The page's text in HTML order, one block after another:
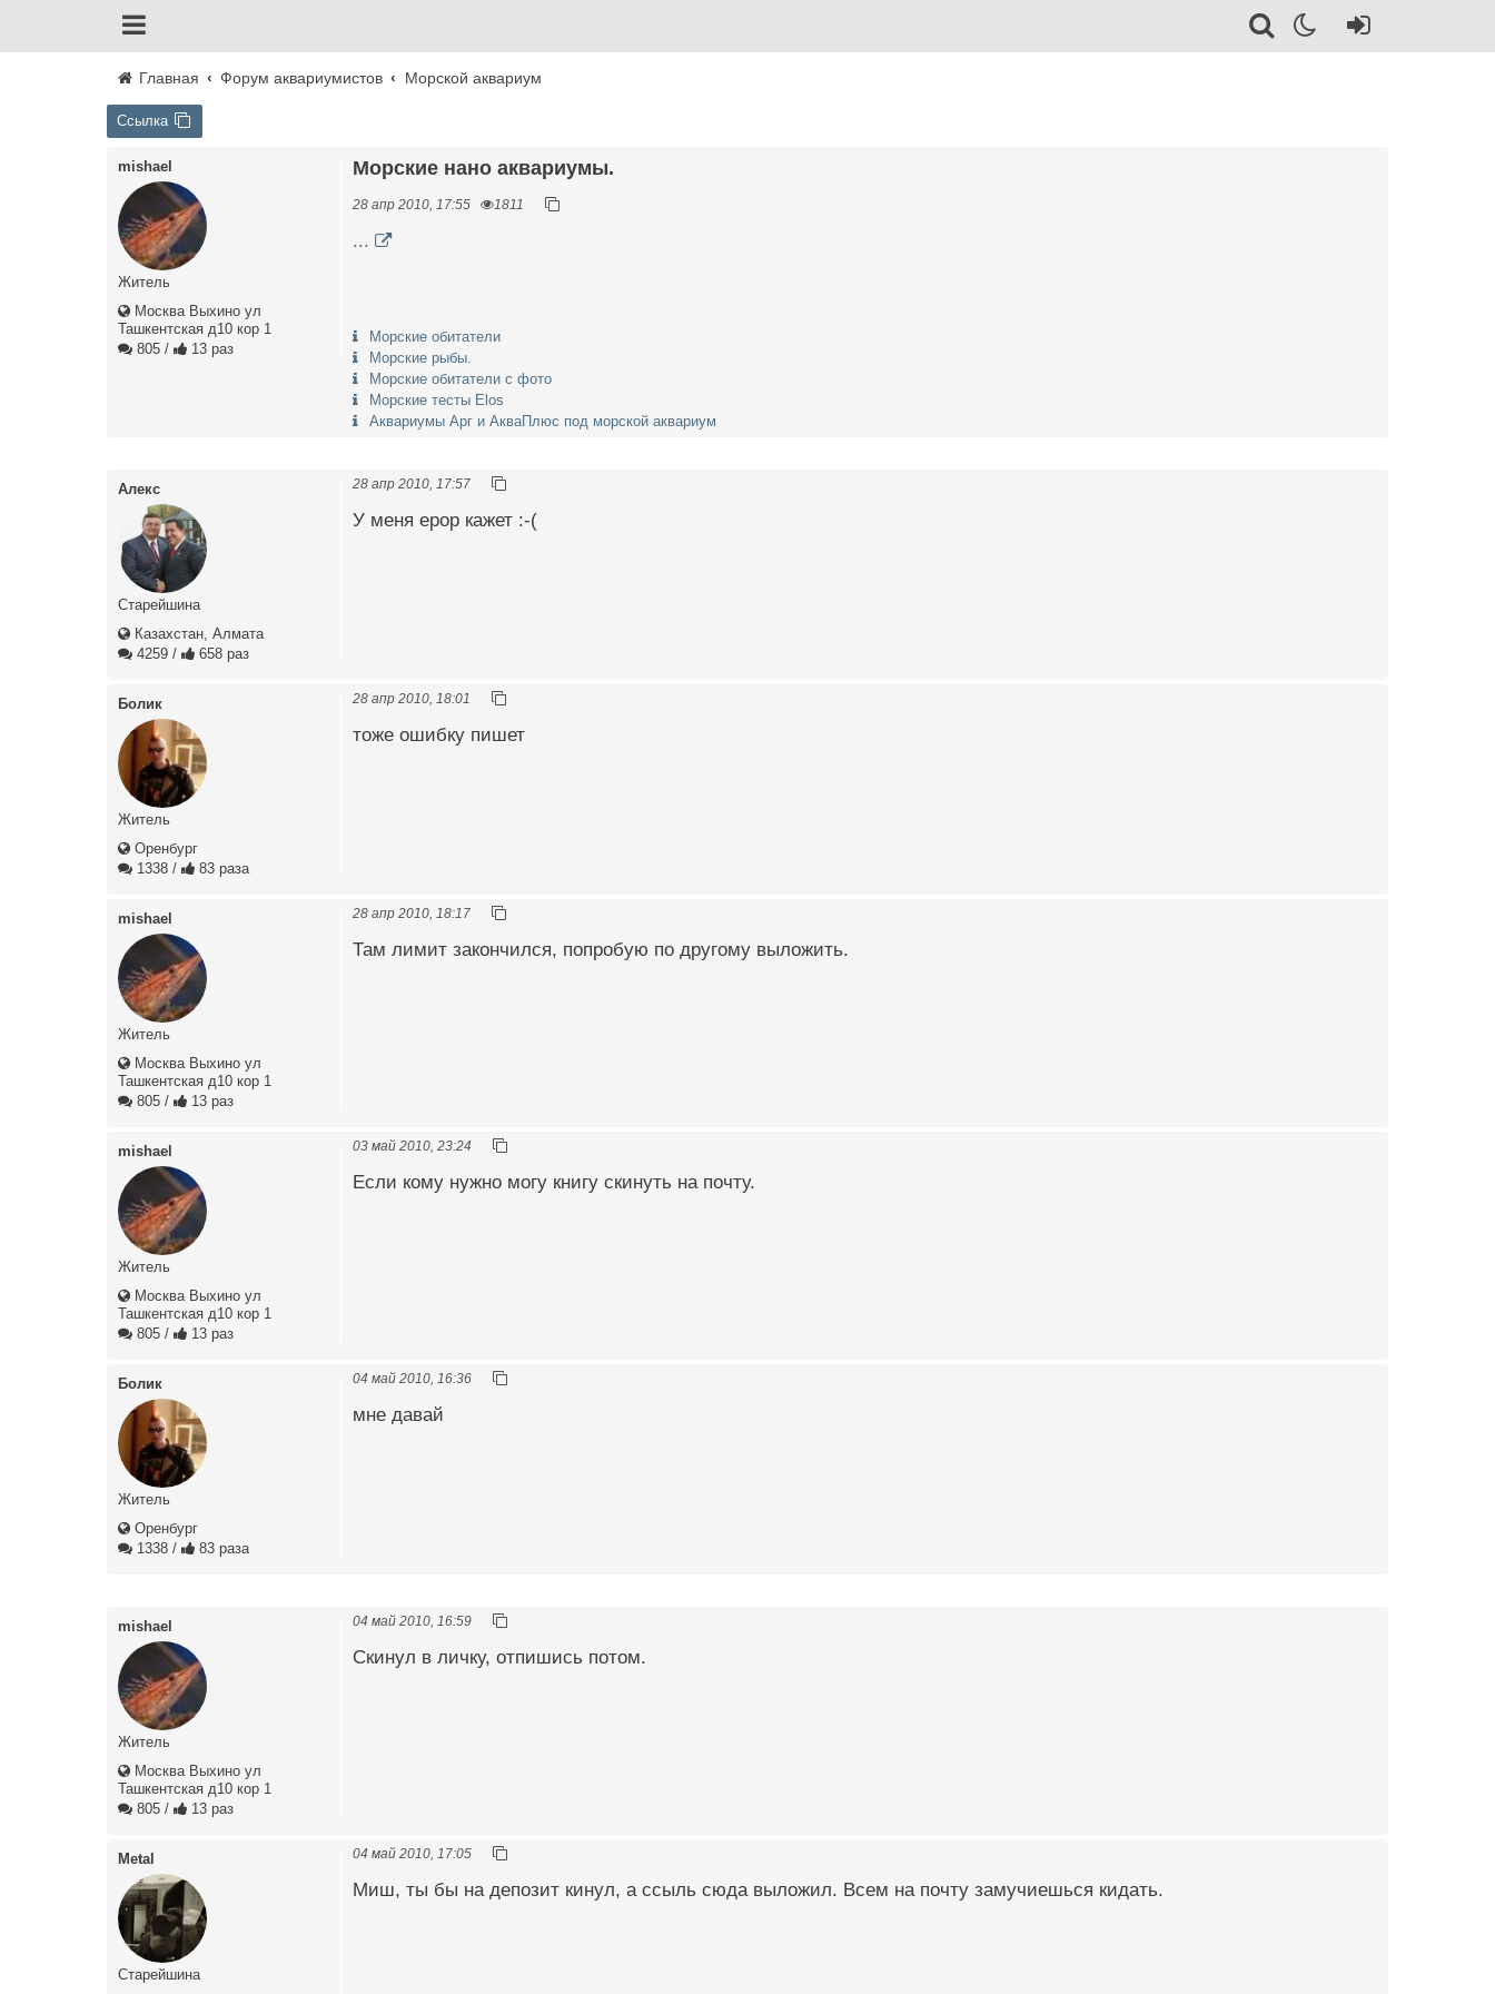
Главная Форум аквариумистов Морской аквариум
Ссылка
mishael
Житель
Москва Выхино ул
Ташкентская д10 кор 1
805 / 13 раз
Морские нано аквариумы.
28 апр 2010, 17:55 1811
...
Морские обитатели
Морские рыбы.
Морские обитатели с фото
Морские тесты Elos
Аквариумы Арг и АкваПлюс под морской аквариум
Алекс
Старейшина
Казахстан, Алмата
4259 / 658 раз
28 апр 2010, 17:57
У меня ерор кажет :-(
Болик
Житель
Оренбург
1338 / 83 раза
28 апр 2010, 18:01
тоже ошибку пишет
mishael
Житель
Москва Выхино ул
Ташкентская д10 кор 1
805 / 13 раз
28 апр 2010, 18:17
Там лимит закончился, попробую по другому выложить.
mishael
Житель
Москва Выхино ул
Ташкентская д10 кор 1
805 / 13 раз
03 май 2010, 23:24
Если кому нужно могу книгу скинуть на почту.
Болик
Житель
Оренбург
1338 / 83 раза
04 май 2010, 16:36
мне давай
mishael
Житель
Москва Выхино ул
Ташкентская д10 кор 1
805 / 13 раз
04 май 2010, 16:59
Скинул в личку, отпишись потом.
Metal
Старейшина
04 май 2010, 17:05
Миш, ты бы на депозит кинул, а ссыль сюда выложил. Всем на почту замучиешься кидать.